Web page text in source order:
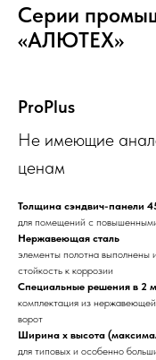
Серии
«АЛЮТЕХ»
ProPlus
Не имеющие
ценам
Толщина сэндвич-панели
для помещений с
Нержавеющая сталь
элементы полотна
стойкость к коррозии
Специальные решения в 2
комплектация из
ворот
Ширина х высота
для типовых и особенно